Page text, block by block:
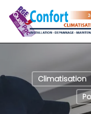
Skip
main
Climatisation